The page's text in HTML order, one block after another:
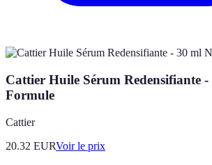
Cattier Huile Sérum Redensifiante
Formule
Cattier
20.32 EURVoir le prix